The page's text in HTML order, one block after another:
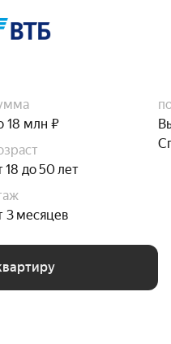
18 млн ₽
18 до 50 лет
3 месяцев